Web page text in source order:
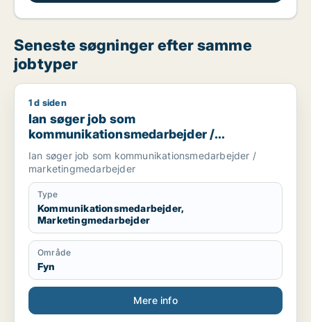
Seneste søgninger efter samme
jobtyper
Ian søger job som kommunikationsmedarbejder /
1 d siden
Ian søger job som
kommunikationsmedarbejder /
marketingmedarbejder
Ian søger job som kommunikationsmedarbejder /
marketingmedarbejder
Type
Kommunikationsmedarbejder,
Marketingmedarbejder
Område
Fyn
Mere info